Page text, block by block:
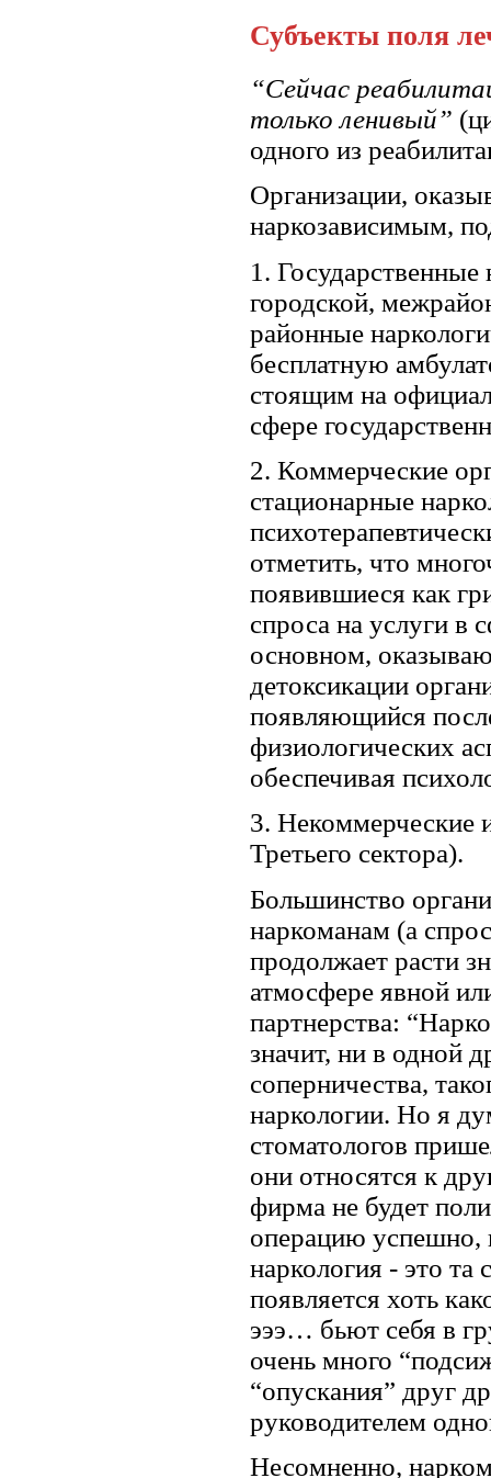
Субъекты поля
“Сейчас
только ленивый”
одного из
Организации,
наркозависимым,
1.
городской,
районные
бесплатную
стоящим на
сфере
2. Коммерческие
стационарные
отметить, что
появившиеся как
спроса на услуги в
основном,
детоксикации
появляющийся
физиологических
обеспечивая
3. Некоммерческие
Третьего сектора).
Большинство
наркоманам (а
продолжает расти
атмосфере явной
партнерства:
значит, ни в одной
соперничества,
наркологии. Но я
стоматологов
они относятся к
фирма не будет
операцию успешно,
наркология - это та
появляется хоть
эээ… бьют себя в
очень много
“опускания” друг
руководителем
Несомненно,